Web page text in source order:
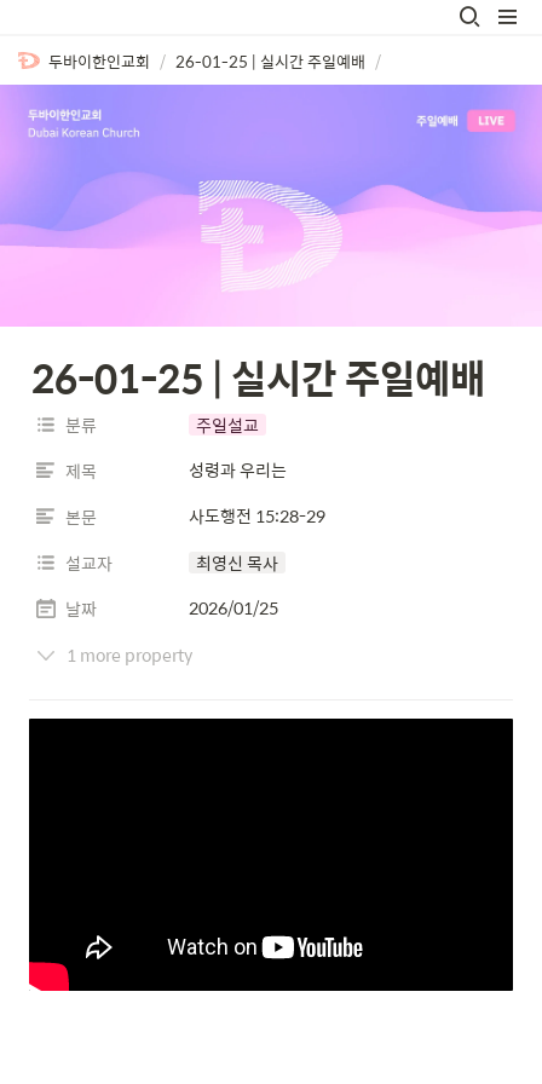
두바이한인교회 / 26-01-25 | 실시간 주일예배 /
26-01-25 | 실시간 주일예배
분류
주일설교
제목
성령과 우리는
본문
사도행전 15:28-29
설교자
최영신 목사
날짜
2026/01/25
1 more property